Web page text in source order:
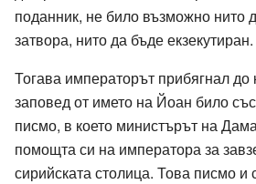
поданник, не било възможно нито
затвора, нито да бъде екзекутиран.
Тогава императорът прибягнал до
заповед от името на Йоан било
писмо, в което министърът на
помощта си на императора за
сирийската столица. Това писмо